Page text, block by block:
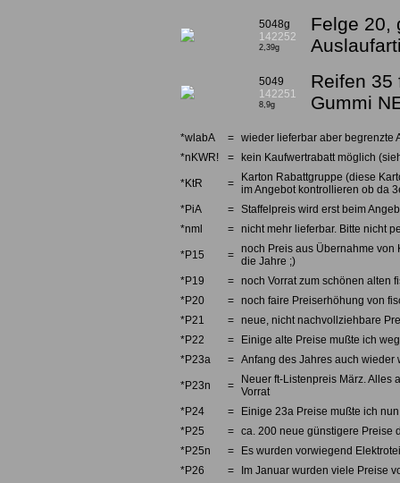
5048g
142252
2,39g
Felge 20,
5049
142251
8,9g
Reifen 35
Gummi
*wlabA = wieder lieferbar aber begrenzte
*nKWR!
= kein Kaufwertrabatt möglich
*KtR =
Karton Rabattgruppe (diese
im Angebot kontrollieren ob da
*PiA
= Staffelpreis wird erst beim
*nml
= nicht mehr lieferbar. Bitte nicht
*P15 = noch Preis aus Übernahme von
die Jahre ;)
*P19
= noch Vorrat zum schönen alten
*P20
= noch faire Preiserhöhung von
*P21
= neue, nicht nachvollziehbare
*P22
=
Einige alte Preise mußte ich
*P23a
= Anfang des Jahres auch
*P23n =
Neuer ft-Listenpreis März. Alles
Vorrat
*P24
=
Einige 23a Preise mußte ich
*P25
= ca. 200 neue günstigere Preise
*P25n
=
Es wurden vorwiegend
*P26
=
Im Januar wurden viele Preise